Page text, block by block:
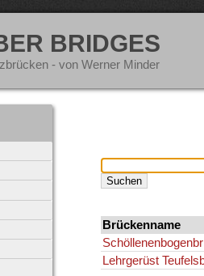
BRIDGES
- von Werner Minder
Brückenname
Lehrgerüst